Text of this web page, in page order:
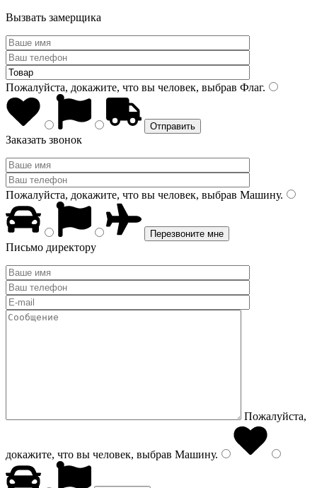
Вызвать замерщика
Пожалуйста, докажите, что вы человек, выбрав Флаг.
Заказать звонок
Пожалуйста, докажите, что вы человек, выбрав Машину.
Письмо директору
Пожалуйста,
докажите, что вы человек, выбрав Машину.